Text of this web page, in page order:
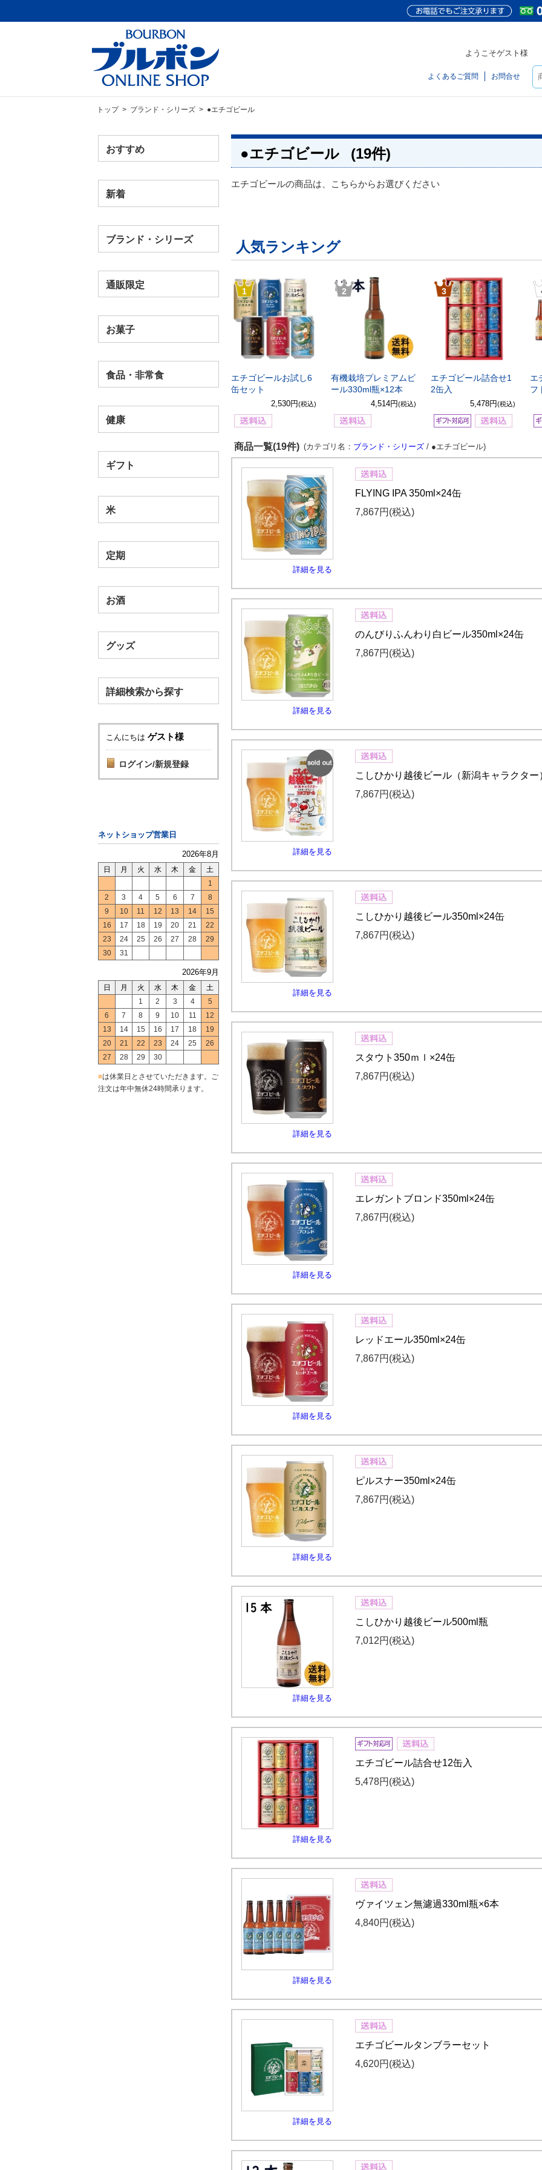
ようこそゲスト様
よくあるご質問 お問合せ
トップ> ブランド・シリーズ> ●エチゴビール
おすすめ
新着
ブランド・シリーズ
通販限定
お菓子
食品・非常食
健康
ギフト
米
定期
お酒
グッズ
詳細検索から探す
こんにちは ゲスト様
ログイン/新規登録
ネットショップ営業日
2026年8月
日 月 火 水 木 金
土
1
2
3 4 5 6 7
8
9
10 11 12 13 14
15
16
17 18 19 20 21
22
23
24 25 26 27 28
29
30
31
2026年9月
日 月 火 水 木 金
土
1
2 3 4
5
6
7 8 9 10 11
12
13
14 15 16 17 18
19
20
21 22 23 24 25
26
27
28 29 30
■は休業日とさせていただきます。ご
注文は年中無休24時間承ります。
●エチゴビール (19件)
エチゴビールの商品は、こちらからお選びください
人気ランキング
1
エチゴビールお試し6
缶セット
2,530円(税込)
2
有機栽培プレミアムビ
ール330ml瓶×12本
4,514円(税込)
3
エチゴビール詰合せ1
2缶入
5,478円(税込)
エ
フ
商品一覧(19件) (カテゴリ名： ブランド・シリーズ / ●エチゴビール)
詳細を見る
FLYING IPA 350ml×24缶
7,867円 (税込)
詳細を見る
のんびりふんわり白ビール350ml×24缶
7,867円 (税込)
OUT
詳細を見る
こしひかり越後ビール（新潟キャラクタ
7,867円 (税込)
詳細を見る
こしひかり越後ビール350ml×24缶
7,867円 (税込)
詳細を見る
スタウト350ｍｌ×24缶
7,867円 (税込)
詳細を見る
エレガントブロンド350ml×24缶
7,867円 (税込)
詳細を見る
レッドエール350ml×24缶
7,867円 (税込)
詳細を見る
ピルスナー350ml×24缶
7,867円 (税込)
詳細を見る
こしひかり越後ビール500ml瓶
7,012円 (税込)
詳細を見る
エチゴビール詰合せ12缶入
5,478円 (税込)
詳細を見る
ヴァイツェン無濾過330ml瓶×6本
4,840円 (税込)
詳細を見る
エチゴビールタンブラーセット
4,620円 (税込)